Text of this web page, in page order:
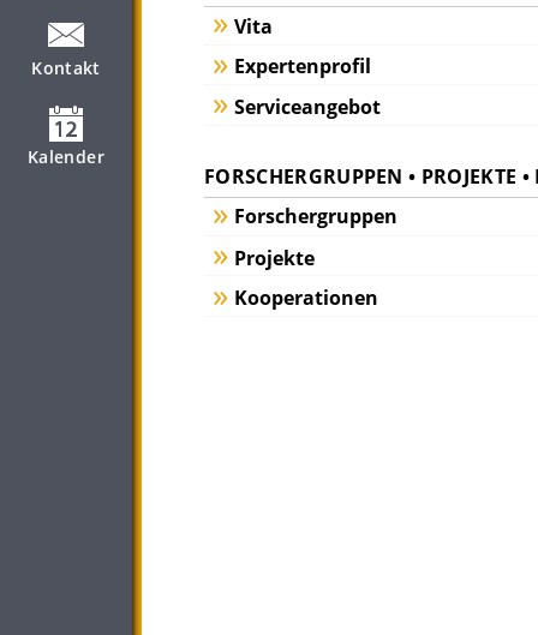
Kontakt
Kalender
Vita
Expertenprofil
Serviceangebot
FORSCHERGRUPPEN • PROJEKTE
Forschergruppen
Projekte
Kooperationen